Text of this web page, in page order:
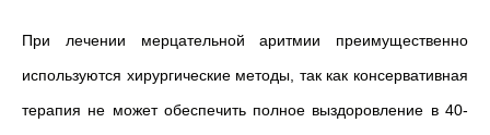
При лечении мерцательной аритмии преимущественно
используются хирургические методы, так как консервативная
терапия не может обеспечить полное выздоровление в 40-